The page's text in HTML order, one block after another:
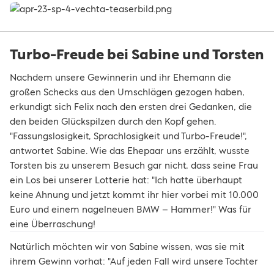
Turbo-Freude bei Sabine und Torsten
Nachdem unsere Gewinnerin und ihr Ehemann die
großen Schecks aus den Umschlägen gezogen haben,
erkundigt sich Felix nach den ersten drei Gedanken, die
den beiden Glückspilzen durch den Kopf gehen.
"Fassungslosigkeit, Sprachlosigkeit und Turbo-Freude!",
antwortet Sabine. Wie das Ehepaar uns erzählt, wusste
Torsten bis zu unserem Besuch gar nicht, dass seine Frau
ein Los bei unserer Lotterie hat: "Ich hatte überhaupt
keine Ahnung und jetzt kommt ihr hier vorbei mit 10.000
Euro und einem nagelneuen BMW – Hammer!" Was für
eine Überraschung!
Natürlich möchten wir von Sabine wissen, was sie mit
ihrem Gewinn vorhat: "Auf jeden Fall wird unsere Tochter